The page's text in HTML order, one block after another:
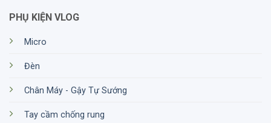
PHỤ KIỆN VLOG
Micro
Đèn
Chân Máy - Gậy Tự Sướng
Tay cầm chống rung